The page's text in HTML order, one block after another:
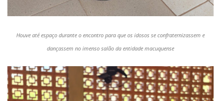
Houve até espaço durante o encontro para que os idosos se confraternizassem e
dançassem no imenso salão da entidade macuquense